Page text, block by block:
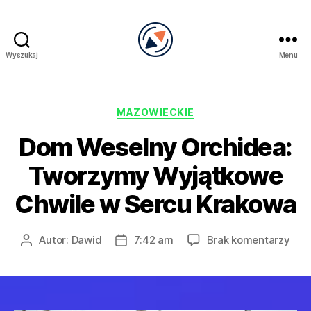
Wyszukaj Menu
Kategorie
MAZOWIECKIE
Dom Weselny Orchidea:
Tworzymy Wyjątkowe
Chwile w Sercu Krakowa
AutorAutor: Dawid
Data7:42 am Brak komentarzydo